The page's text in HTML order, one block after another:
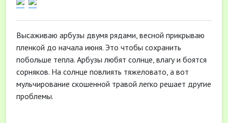
Высаживаю арбузы двумя рядами, весной прикрываю
пленкой до начала июня. Это чтобы сохранить
побольше тепла. Арбузы любят солнце, влагу и боятся
сорняков. На солнце повлиять тяжеловато, а вот
мульчирование скошенной травой легко решает другие
проблемы.